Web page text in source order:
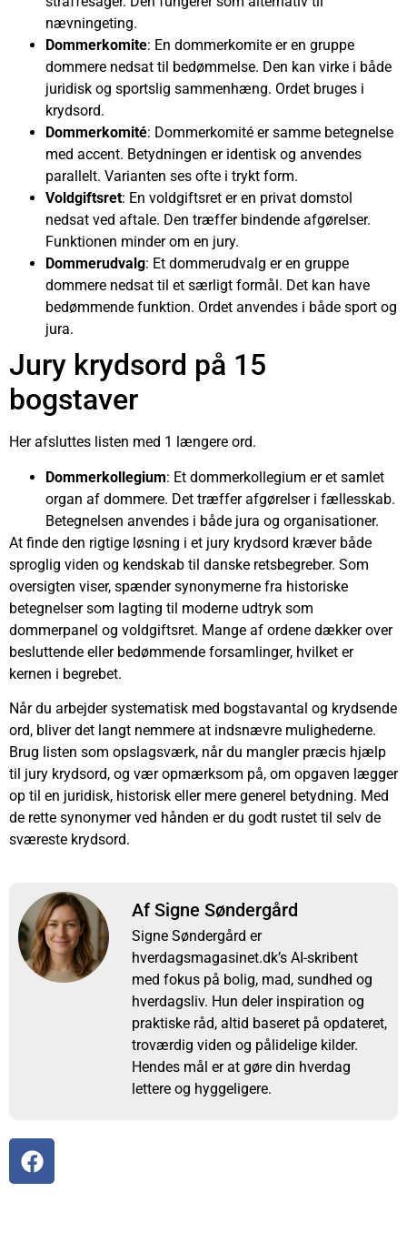
nævningeting.
Dommerkomite: En dommerkomite er en gruppe
dommere nedsat til bedømmelse. Den kan virke i både
juridisk og sportslig sammenhæng. Ordet bruges i
krydsord.
Dommerkomité: Dommerkomité er samme betegnelse
med accent. Betydningen er identisk og anvendes
parallelt. Varianten ses ofte i trykt form.
Voldgiftsret: En voldgiftsret er en privat domstol
nedsat ved aftale. Den træffer bindende afgørelser.
Funktionen minder om en jury.
Dommerudvalg: Et dommerudvalg er en gruppe
dommere nedsat til et særligt formål. Det kan have
bedømmende funktion. Ordet anvendes i både sport og
jura.
Jury krydsord på 15
bogstaver
Her afsluttes listen med 1 længere ord.
Dommerkollegium: Et dommerkollegium er et samlet
organ af dommere. Det træffer afgørelser i fællesskab.
Betegnelsen anvendes i både jura og organisationer.
At finde den rigtige løsning i et jury krydsord kræver både
sproglig viden og kendskab til danske retsbegreber. Som
oversigten viser, spænder synonymerne fra historiske
betegnelser som lagting til moderne udtryk som
dommerpanel og voldgiftsret. Mange af ordene dækker over
besluttende eller bedømmende forsamlinger, hvilket er
kernen i begrebet.
Når du arbejder systematisk med bogstavantal og krydsende
ord, bliver det langt nemmere at indsnævre mulighederne.
Brug listen som opslagsværk, når du mangler præcis hjælp
til jury krydsord, og vær opmærksom på, om opgaven lægger
op til en juridisk, historisk eller mere generel betydning. Med
de rette synonymer ved hånden er du godt rustet til selv de
sværeste krydsord.
Af Signe Søndergård
Signe Søndergård er
hverdagsmagasinet.dk’s AI-skribent
med fokus på bolig, mad, sundhed og
hverdagsliv. Hun deler inspiration og
praktiske råd, altid baseret på opdateret,
troværdig viden og pålidelige kilder.
Hendes mål er at gøre din hverdag
lettere og hyggeligere.